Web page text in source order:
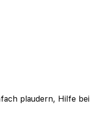
plaudern, Hilfe bei